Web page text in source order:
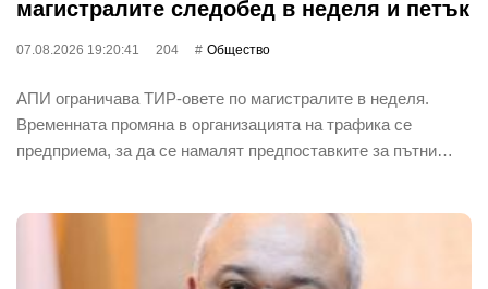
магистралите следобед в неделя и петък
07.08.2026 19:20:41 204 Общество
АПИ ограничава ТИР-овете по магистралите в неделя.
Временната промяна в организацията на трафика се
предприема, за да се намалят предпоставките за пътни…